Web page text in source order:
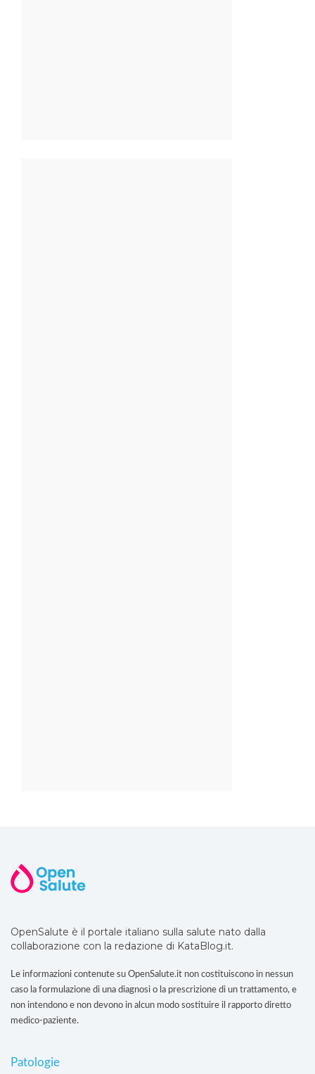
OpenSalute è il portale italiano sulla salute nato dalla
collaborazione con la redazione di KataBlog.it.
Le informazioni contenute su OpenSalute.it non costituiscono in nessun
caso la formulazione di una diagnosi o la prescrizione di un trattamento, e
non intendono e non devono in alcun modo sostituire il rapporto diretto
medico-paziente.
Patologie